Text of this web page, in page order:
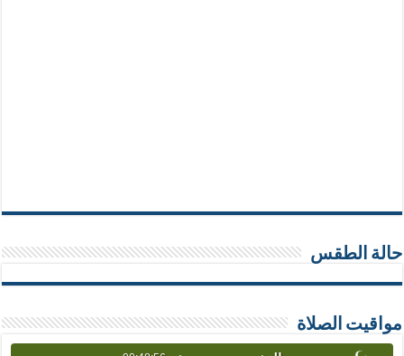
حالة الطقس
مواقيت الصلاة